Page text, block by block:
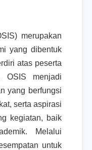
merupakan
yang dibentuk
atas peserta
OSIS menjadi
yang berfungsi
serta aspirasi
kegiatan, baik
Melalui
untuk